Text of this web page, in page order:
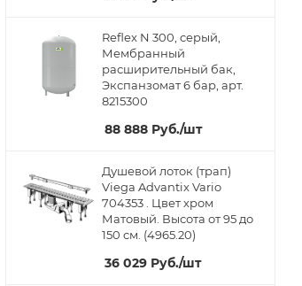
Reflex N 300, серый,
Мембранный
расширительный бак,
Экспанзомат 6 бар, арт.
8215300
88 888 Руб./шт
Душевой лоток (трап)
Viega Advantix Vario
704353 . Цвет хром
Матовый. Высота от 95 до
150 см. (4965.20)
36 029 Руб./шт